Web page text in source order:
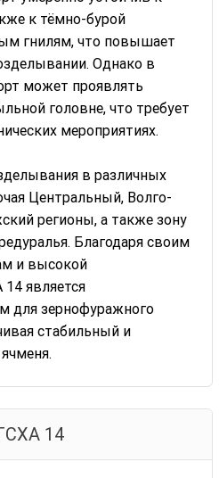
к тёмно-бурой
гнилям, что повышает
Однако в
может проявлять
головне, что требует
мероприятиях.
в различных
Центральный, Волго-
регионы, а также зону
Благодаря своим
и высокой
является
для зернофуражного
стабильный и
14